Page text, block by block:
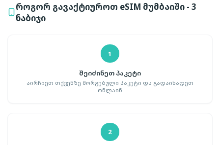
როგორ გავაქტიუროთ eSIM მუმბაიში - 3
ნაბიჯი
1
შეიძინეთ პაკეტი
აირჩიეთ თქვენზე მორგებული პაკეტი და გადაიხადეთ
ონლაინ
2